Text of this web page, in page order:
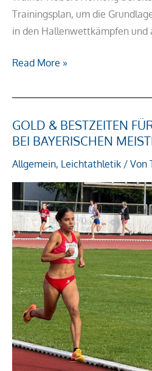
Trainingsplan, um die
in den Hallenwettkämpfen und
Read More »
GOLD & BESTZEITEN
BEI BAYERISCHEN
Allgemein, Leichtathletik / Von
Gold
&
Bestzeiten
TSV-
Mühldorf
bei
Bayerischen
Meisterschaften